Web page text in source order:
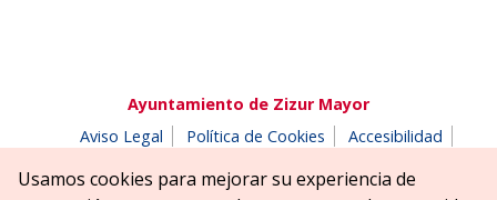
Ayuntamiento de Zizur Mayor
Aviso Legal
Política de Cookies
Accesibilidad
Parque Erreniega parkea, s/n | 31180 Zizur Mayor-Zizur
Usamos cookies para mejorar su experiencia de